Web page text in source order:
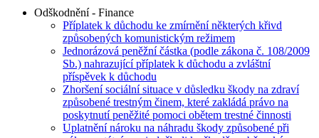
Odškodnění - Finance
Příplatek k důchodu ke zmírnění některých křivd
způsobených komunistickým režimem
Jednorázová peněžní částka (podle zákona č. 108/2009
Sb.) nahrazující příplatek k důchodu a zvláštní
příspěvek k důchodu
Zhoršení sociální situace v důsledku škody na zdraví
způsobené trestným činem, které zakládá právo na
poskytnutí peněžité pomoci obětem trestné činnosti
Uplatnění nároku na náhradu škody způsobené při